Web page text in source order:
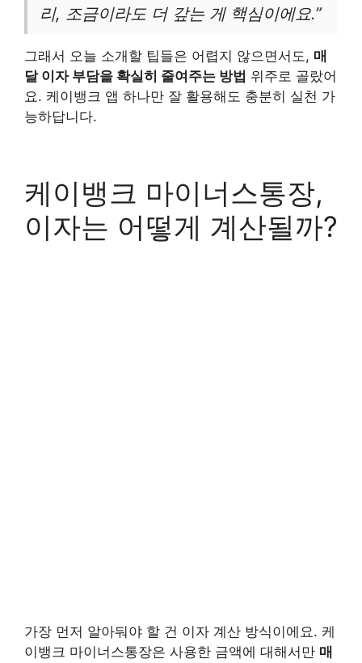
리, 조금이라도 더 갚는 게 핵심이에요.”
그래서 오늘 소개할 팁들은 어렵지 않으면서도, 매
달 이자 부담을 확실히 줄여주는 방법 위주로 골랐어
요. 케이뱅크 앱 하나만 잘 활용해도 충분히 실천 가
능하답니다.
케이뱅크 마이너스통장,
이자는 어떻게 계산될까?
가장 먼저 알아둬야 할 건 이자 계산 방식이에요. 케
이뱅크 마이너스통장은 사용한 금액에 대해서만 매